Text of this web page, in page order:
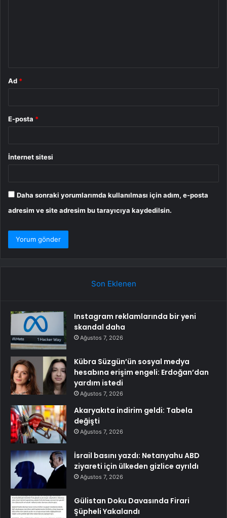
Ad *
E-posta *
İnternet sitesi
Daha sonraki yorumlarımda kullanılması için adım, e-posta
adresim ve site adresim bu tarayıcıya kaydedilsin.
Son Eklenen
Instagram reklamlarında bir yeni
skandal daha
Ağustos 7, 2026
Kübra Süzgün’ün sosyal medya
hesabına erişim engeli: Erdoğan’dan
yardım istedi
Ağustos 7, 2026
Akaryakıta indirim geldi: Tabela
değişti
Ağustos 7, 2026
İsrail basını yazdı: Netanyahu ABD
ziyareti için ülkeden gizlice ayrıldı
Ağustos 7, 2026
Gülistan Doku Davasında Firari
Şüpheli Yakalandı